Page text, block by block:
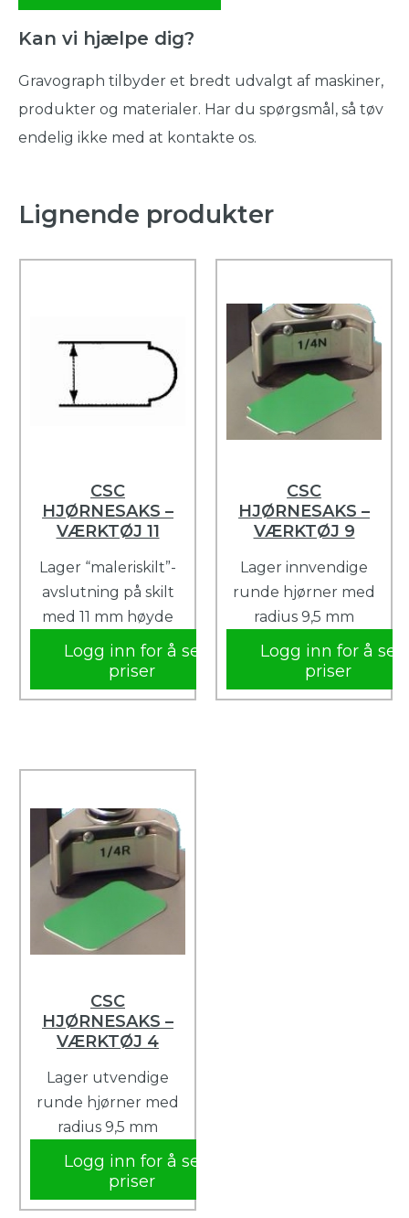
Kan vi hjælpe dig?
Gravograph tilbyder et bredt udvalgt af maskiner,
produkter og materialer. Har du spørgsmål, så tøv
endelig ikke med at kontakte os.
Lignende produkter
CSC
HJØRNESAKS –
VÆRKTØJ 11
Lager “maleriskilt”-
avslutning på skilt
med 11 mm høyde
Logg inn for å se
priser
CSC
HJØRNESAKS –
VÆRKTØJ 9
Lager innvendige
runde hjørner med
radius 9,5 mm
Logg inn for å se
priser
CSC
HJØRNESAKS –
VÆRKTØJ 4
Lager utvendige
runde hjørner med
radius 9,5 mm
Logg inn for å se
priser